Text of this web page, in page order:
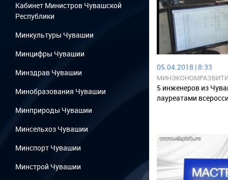
Кабинет Министров Чувашской
Республики
Минкультуры Чувашии
Минцифры Чувашии
Минздрав Чувашии
Минобразования Чувашии
Минприроды Чувашии
Минсельхоз Чувашии
Минспорт Чувашии
Минстрой Чувашии
05.04.2018 | 8:33
5 инженеров из
лауреатами